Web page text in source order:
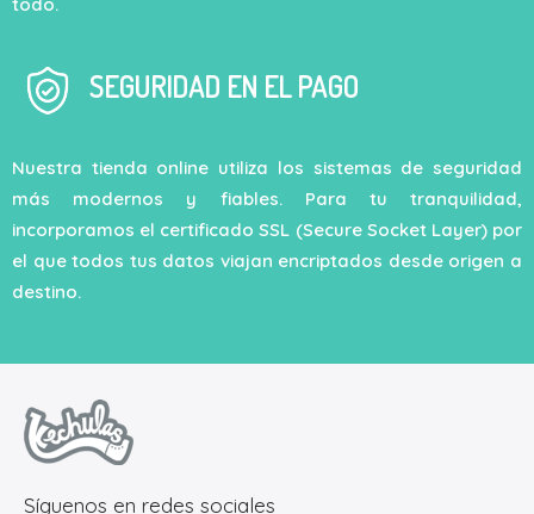
SEGURIDAD EN EL PAGO
Nuestra tienda online utiliza los sistemas de seguridad
más modernos y fiables. Para tu tranquilidad,
incorporamos el certificado SSL (Secure Socket Layer) por
el que todos tus datos viajan encriptados desde origen a
destino.
Síguenos en redes sociales